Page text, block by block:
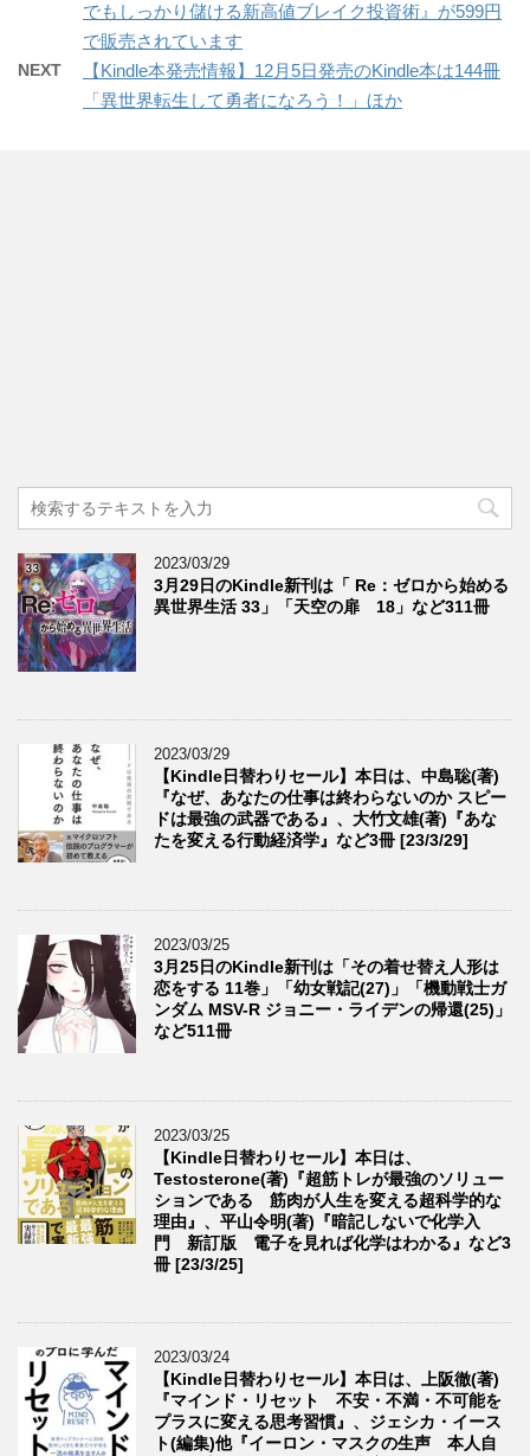
でもしっかり儲ける新高値ブレイク投資術』が599円
で販売されています
NEXT
【Kindle本発売情報】12月5日発売のKindle本は144冊
「異世界転生して勇者になろう！」ほか
2023/03/29
3月29日のKindle新刊は「 Re：ゼロから始める
異世界生活 33」「天空の扉 18」など311冊
2023/03/29
【Kindle日替わりセール】本日は、中島聡(著)
『なぜ、あなたの仕事は終わらないのか スピー
ドは最強の武器である』、大竹文雄(著)『あな
たを変える行動経済学』など3冊 [23/3/29]
2023/03/25
3月25日のKindle新刊は「その着せ替え人形は
恋をする 11巻」「幼女戦記(27)」「機動戦士ガ
ンダム MSV-R ジョニー・ライデンの帰還(25)」
など511冊
2023/03/25
【Kindle日替わりセール】本日は、
Testosterone(著)『超筋トレが最強のソリュー
ションである 筋肉が人生を変える超科学的な
理由』、平山令明(著)『暗記しないで化学入
門 新訂版 電子を見れば化学はわかる』など3
冊 [23/3/25]
2023/03/24
【Kindle日替わりセール】本日は、上阪徹(著)
『マインド・リセット 不安・不満・不可能を
プラスに変える思考習慣』、ジェシカ・イース
ト(編集)他『イーロン・マスクの生声 本人自